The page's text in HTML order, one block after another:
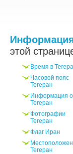
этой
Время в
Часовой пояс
Тегеран
Информация о
Тегеран
Фотографии
Тегеран
Флаг Иран
Тегеран